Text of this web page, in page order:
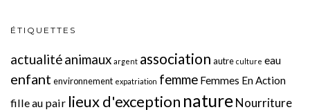
ÉTIQUETTES
actualitéanimaux argent association autre culture eau
enfant environnement expatriation femme Femmes En Action
fille au pair lieux d'exception natureNourriture